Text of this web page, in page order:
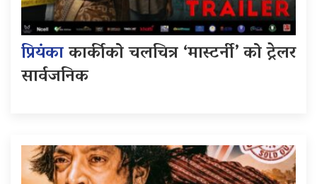
प्रियंकाकार्कीको चलचित्र ‘मास्टर्नी’ को ट्रेलर
सार्वजनिक